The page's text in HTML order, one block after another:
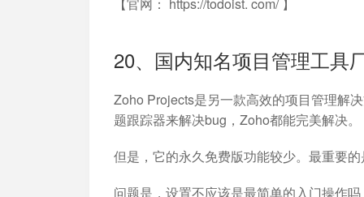
【官网： https://todoist. com/ 】
20、国内知名项目管理工具
Zoho Projects是另一款高效的项目管理解
题跟踪器来解决bug，Zoho都能完美解决。
但是，它的永久免费版功能较少。最重要
问题是，设置不应该是最简单的入门操作